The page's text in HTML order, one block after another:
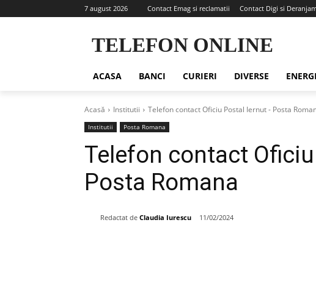
7 august 2026 Contact Emag si reclamatii Contact Digi si
TELEFON ONLINE
ACASA BANCI CURIERI DIVERSE
Acasă Institutii Telefon contact Oficiu Postal Iernut - Posta
Institutii Posta Romana
Telefon contact
Posta Romana
Redactat de Claudia Iurescu 11/02/2024